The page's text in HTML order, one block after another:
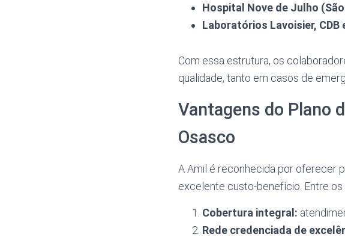
Hospital Nove de Julho
Laboratórios Lavoisier, CDB
Com essa estrutura, os
qualidade, tanto em casos de
Vantagens do Plano
Osasco
A Amil é reconhecida por oferecer
excelente custo-benefício. Entre
Cobertura integral:
Rede credenciada de